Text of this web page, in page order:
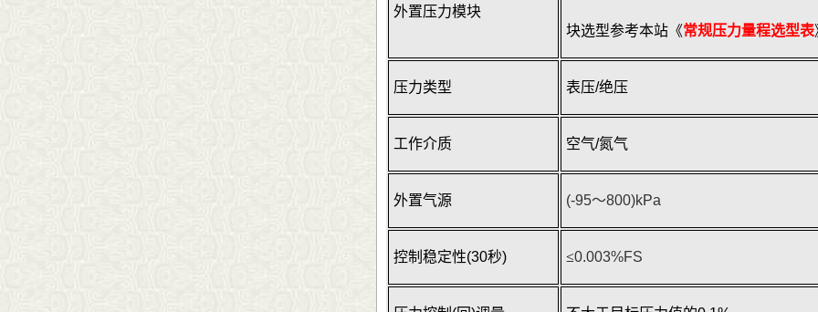
外置压力模块
块选型参考本站 《常规压力量程选型表
压力类型 表压/绝压
工作介质 空气/氮气
外置气源 (-95～800)kPa
控制稳定性(30秒) ≤0.003%FS